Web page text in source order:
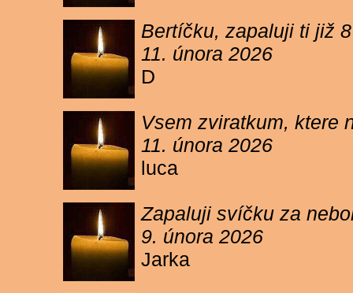
Bertíčku, zapaluji ti již
11. února 2026
D
Vsem zviratkum, ktere
11. února 2026
luca
Zapaluji svíčku za
9. února 2026
Jarka